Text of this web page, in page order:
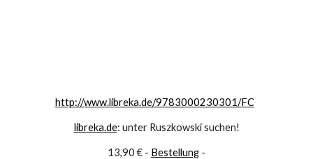
http://www.libreka.de/9783000230301/FC
libreka.de: unter Ruszkowski suchen!
13,90 € - Bestellung -